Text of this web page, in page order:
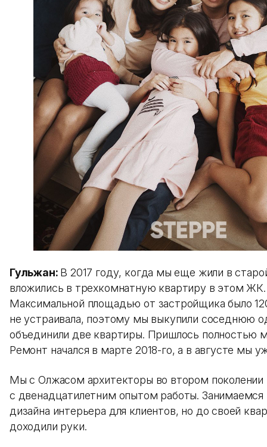
Гульжан: В 2017 году, когда мы еще жили в
вложились в трехкомнатную квартиру в этом ЖК.
Максимальной площадью от застройщика было
не устраивала, поэтому мы выкупили соседнюю
объединили две квартиры. Пришлось полностью
Ремонт начался в марте 2018-го, а в августе мы
Мы с Олжасом архитекторы во втором поколении
с двенадцатилетним опытом работы. Занимаемся
дизайна интерьера для клиентов, но до своей
доходили руки.